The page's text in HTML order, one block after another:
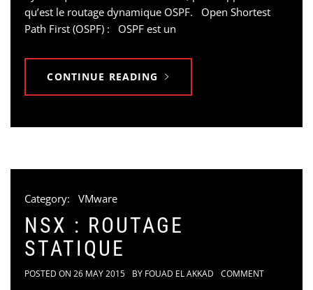
qu’est le routage dynamique OSPF. Open Shortest
Path First (OSPF) : OSPF est un
CONTINUE READING
Category: VMware
NSX : ROUTAGE
STATIQUE
POSTED ON 26 MAY 2015 BY FOUAD EL AKKAD COMMENT